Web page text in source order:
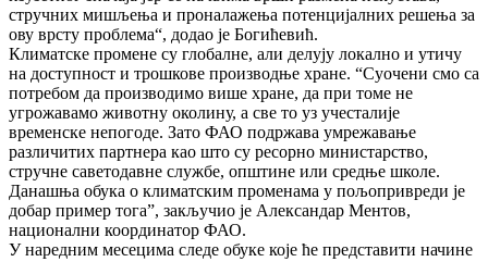
стручних мишљења и проналажења потенцијалних решења за
ову врсту проблема“, додао је Богићевић.
Климатске промене су глобалне, али делују локално и утичу
на доступност и трошкове производње хране. “Суочени смо са
потребом да производимо више хране, да при томе не
угрожавамо животну околину, а све то уз учесталије
временске непогоде. Зато ФАО подржава умрежавање
различитих партнера као што су ресорно министарство,
стручне саветодавне службе, општине или средње школе.
Данашња обука о климатским променама у пољопривреди је
добар пример тога”, закључио је Александар Ментов,
национални координатор ФАО.
У наредним месецима следе обуке које ће представити начине